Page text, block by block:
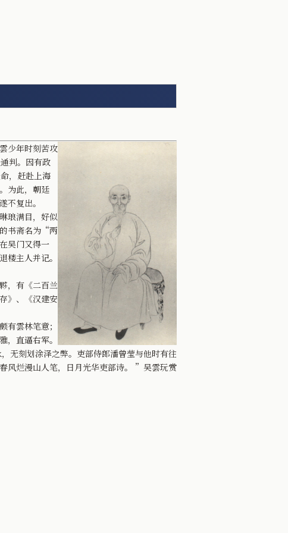
少年时刻苦攻
判。因有政
，赶赴上海
为此，朝廷
复出。
琅满目，好似
书斋名为“两
吴门又得一
楼主人并记。
，有《二百兰
》、《汉建安
雲林笔意；
直逼右军。
无刻划涂泽之弊。吏部侍郎潘曾莹与他时有往
风烂漫山人笔，日月光华吏部诗。 ”吴雲玩赏